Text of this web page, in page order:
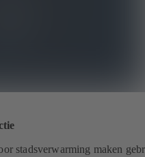
stadsverwarming maken